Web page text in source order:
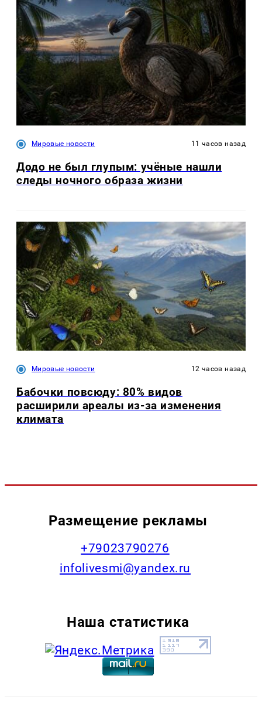
Мировые новости 11 часов назад
Додо не был глупым: учёные нашли
следы ночного образа жизни
Мировые новости 12 часов назад
Бабочки повсюду: 80% видов
расширили ареалы из-за изменения
климата
Размещение рекламы
+79023790276
infolivesmi@yandex.ru
Наша статистика